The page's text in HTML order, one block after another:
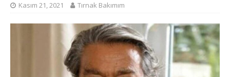
Kasım 21, 2021 Tırnak Bakımım